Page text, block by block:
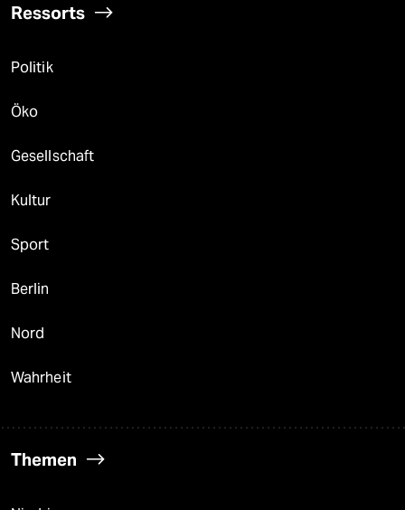
Ressorts
Politik
Öko
Gesellschaft
Kultur
Sport
Berlin
Nord
Wahrheit
Themen